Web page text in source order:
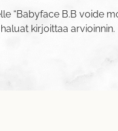
“Babyface B.B voide
kirjoittaa arvioinnin.